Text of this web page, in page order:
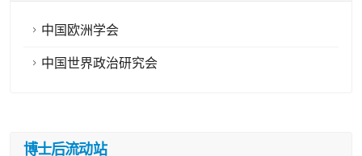
中国欧洲学会
中国世界政治研究会
博士后流动站